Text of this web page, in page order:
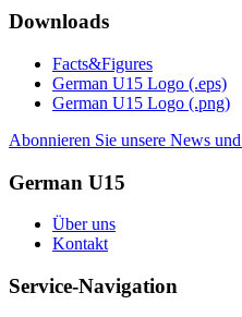
Downloads
Facts&Figures
German U15 Logo (.eps)
German U15 Logo (.png)
Abonnieren Sie unsere News
German U15
Über uns
Kontakt
Service-Navigation